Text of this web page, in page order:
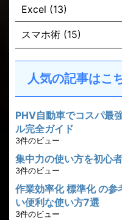
Excel (13)
スマホ術 (15)
人気の記事はこ
PHV自動車でコスパ最
ル完全ガイド
3件のビュー
集中力の使い方を初心
3件のビュー
作業効率化 標準化 の
い便利な使い方7選
3件のビュー